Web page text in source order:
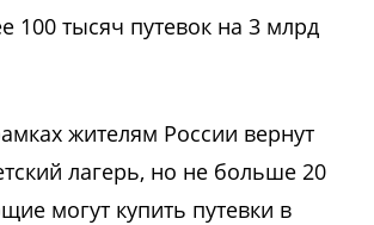
100 тысяч путевок на 3 млрд
жителям России вернут
лагерь, но не больше 20
могут купить путевки в